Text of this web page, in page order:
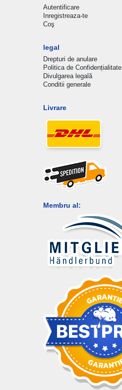
Autentificare
Inregistreaza-te
Coş
legal
Drepturi de anulare
Politica de Confidențialitate
Divulgarea legală
Conditii generale
Livrare
Membru al: